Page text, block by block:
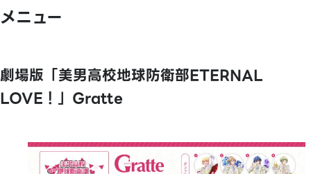
メニュー
劇場版「美男高校地球防衛部ETERNAL
LOVE！」Gratte